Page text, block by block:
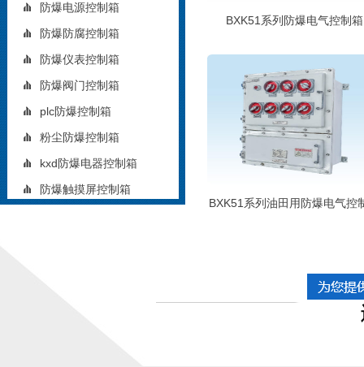
防爆电源控制箱
防爆防腐控制箱
防爆仪表控制箱
防爆阀门控制箱
plc防爆控制箱
粉尘防爆控制箱
kxd防爆电器控制箱
防爆触摸屏控制箱
BXK51系列防爆电气控制箱
BXK51系列油田用防爆电气控